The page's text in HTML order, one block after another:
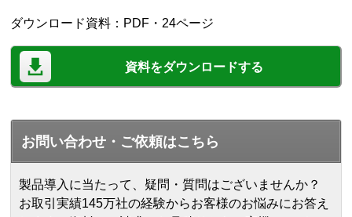
ダウンロード資料：PDF・24ページ
資料をダウンロードする
お問い合わせ・ご依頼はこちら
製品導入に当たって、疑問・質問はございませんか？
お取引実績145万社の経験からお客様のお悩みにお答え